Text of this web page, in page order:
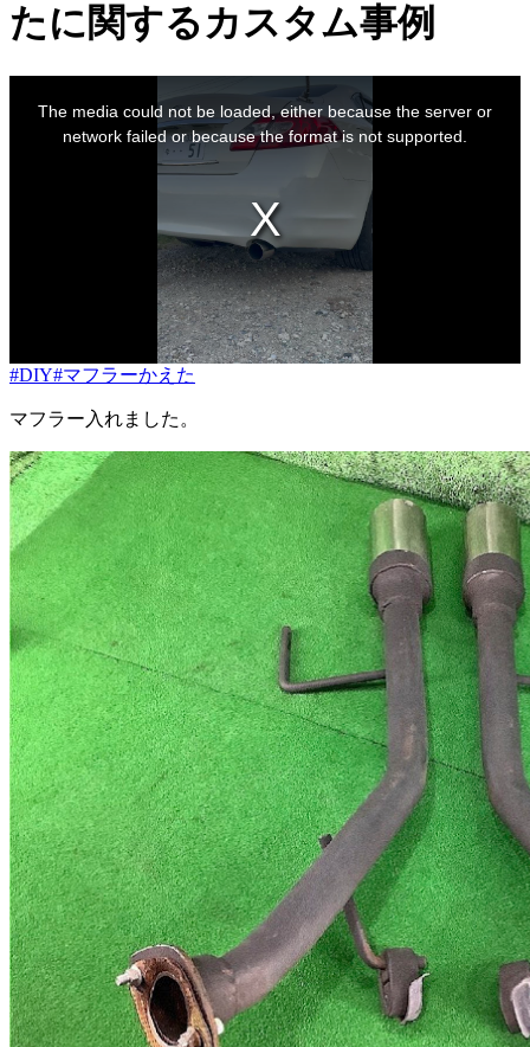
たに関するカスタム事例
The media could not be loaded, either because the server or
network failed or because the format is not supported.
#DIY#マフラーかえた
マフラー入れました。